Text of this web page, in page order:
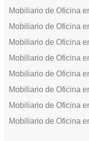
Mobiliario de Oficina
Mobiliario de Oficina
Mobiliario de Oficina
Mobiliario de Oficina
Mobiliario de Oficina
Mobiliario de Oficina
Mobiliario de Oficina
Mobiliario de Oficina